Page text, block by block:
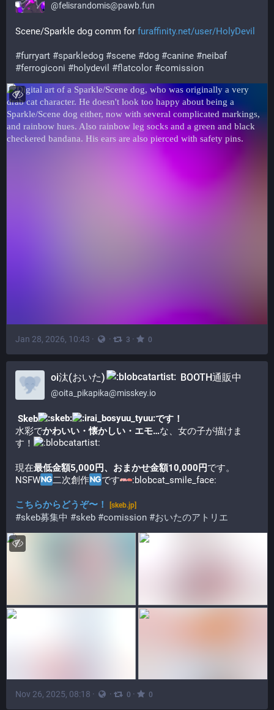
@felisrandomis@pawb.fun
Scene/Sparkle dog comm for furaffinity.net/user/HolyDevil
#furryart #sparkledog #scene #dog #canine #neibaf
#ferrogiconi #holydevil #flatcolor #comission
Jan 28, 2026, 10:43 · · 3 · 0
oi汰(おいた) BOOTH通販中
@oita_pikapika@misskey.io
Skeb​
​です！
水彩でかわいい・懐かしい・エモ…な、女の子が描けま
す！​
現在最低金額5,000円、おまかせ金額10,000円です。
NSFW
二次創作 です​ ​​:blobcat_smile_face:​
こちらからどうぞ〜！ [skeb.jp]
#skeb募集中 #skeb #comission #おいたのアトリエ
Nov 26, 2025, 08:18 · · 0 · 0